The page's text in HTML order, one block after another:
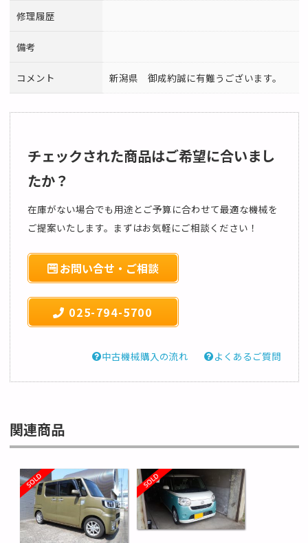
修理履歴
備考
コメント 新潟県 御成約誠に有難うございます。
チェックされた商品はご希望に合いまし
たか？
在庫がない場合でも用途とご予算に合わせて最適な機械を
ご提案いたします。まずはお気軽にご相談ください！
お問い合せ・ご相談
025-794-5700
中古機械購入の流れ よくあるご質問
関連商品